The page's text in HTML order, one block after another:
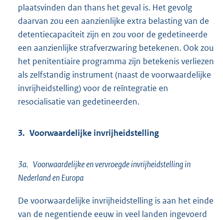
plaatsvinden dan thans het geval is. Het gevolg
daarvan zou een aanzienlijke extra belasting van de
detentiecapaciteit zijn en zou voor de gedetineerde
een aanzienlijke strafverzwaring betekenen. Ook zou
het penitentiaire programma zijn betekenis verliezen
als zelfstandig instrument (naast de voorwaardelijke
invrijheidstelling) voor de reïntegratie en
resocialisatie van gedetineerden.
3. Voorwaardelijke invrijheidstelling
3a. Voorwaardelijke en vervroegde invrijheidstelling in
Nederland en Europa
De voorwaardelijke invrijheidstelling is aan het einde
van de negentiende eeuw in veel landen ingevoerd